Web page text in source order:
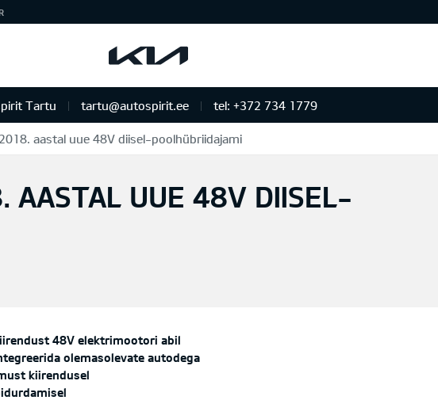
Tartu tartu@autospirit.ee tel: +372 734 1779
aastal uue 48V diisel-poolhübriidajami
AASTAL UUE 48V DIISEL-
48V elektrimootori abil
olemasolevate autodega
kiirendusel